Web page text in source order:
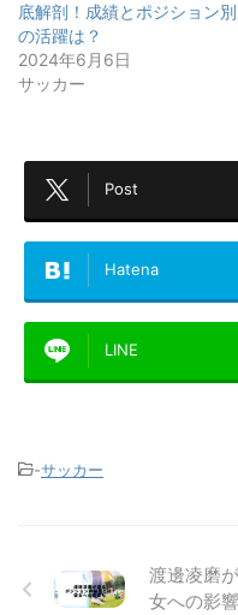
底解剖！成績とポジション別
の活躍は？
2024年6月6日
サッカー
Post
Hatena
LINE
-サッカー
渡邊凌磨
女への影